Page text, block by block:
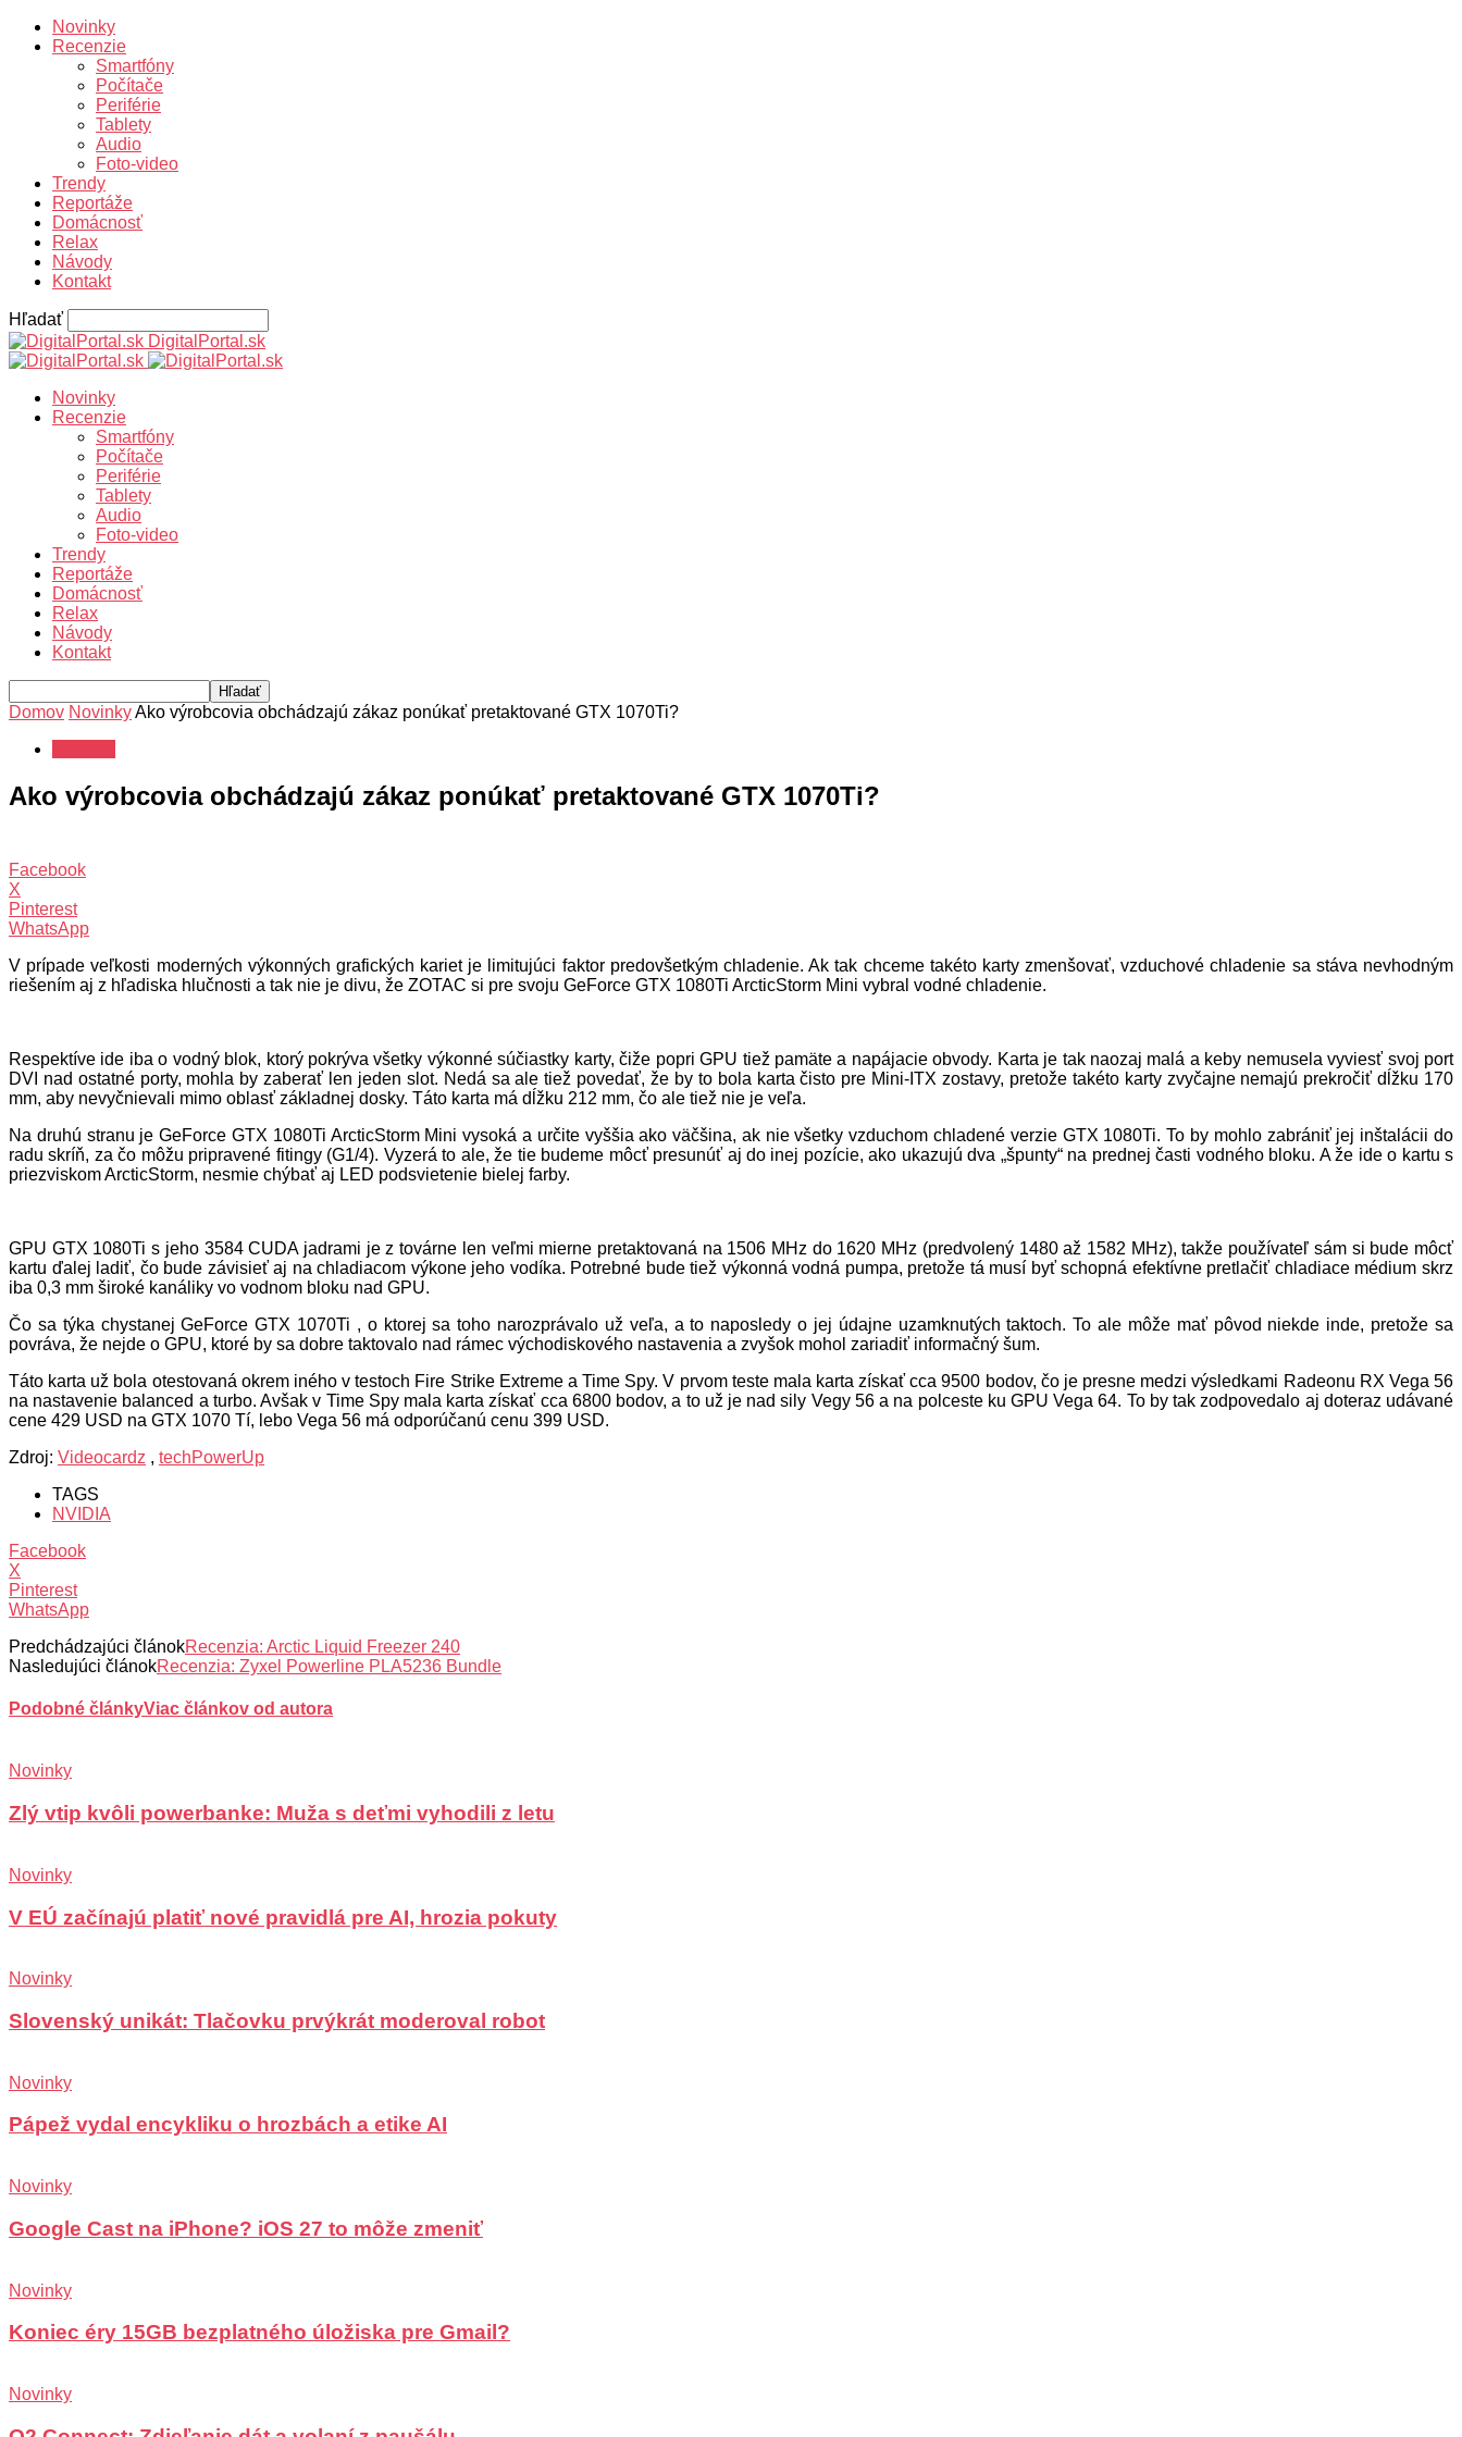
Novinky
Recenzie
Smartfóny
Počítače
Periférie
Tablety
Audio
Foto-video
Trendy
Reportáže
Domácnosť
Relax
Návody
Kontakt
Hľadať
DigitalPortal.sk
Novinky
Recenzie
Smartfóny
Počítače
Periférie
Tablety
Audio
Foto-video
Trendy
Reportáže
Domácnosť
Relax
Návody
Kontakt
Domov NovinkyAko výrobcovia obchádzajú zákaz ponúkať pretaktované GTX 1070Ti?
Ako výrobcovia obchádzajú zákaz ponúkať pretaktované GTX 1070Ti?
Facebook
X
Pinterest
WhatsApp
V prípade veľkosti moderných výkonných grafických kariet je limitujúci faktor predovšetkým chladenie. Ak tak chceme takéto karty zmenšovať, vzduchové chladenie sa stáva nevhodným
riešením aj z hľadiska hlučnosti a tak nie je divu, že ZOTAC si pre svoju GeForce GTX 1080Ti ArcticStorm Mini vybral vodné chladenie.
Respektíve ide iba o vodný blok, ktorý pokrýva všetky výkonné súčiastky karty, čiže popri GPU tiež pamäte a napájacie obvody. Karta je tak naozaj malá a keby nemusela vyviesť svoj port
DVI nad ostatné porty, mohla by zaberať len jeden slot. Nedá sa ale tiež povedať, že by to bola karta čisto pre Mini-ITX zostavy, pretože takéto karty zvyčajne nemajú prekročiť dĺžku 170
mm, aby nevyčnievali mimo oblasť základnej dosky. Táto karta má dĺžku 212 mm, čo ale tiež nie je veľa.
Na druhú stranu je GeForce GTX 1080Ti ArcticStorm Mini vysoká a určite vyššia ako väčšina, ak nie všetky vzduchom chladené verzie GTX 1080Ti. To by mohlo zabrániť jej inštalácii do
radu skríň, za čo môžu pripravené fitingy (G1/4). Vyzerá to ale, že tie budeme môcť presunúť aj do inej pozície, ako ukazujú dva „špunty“ na prednej časti vodného bloku. A že ide o kartu s
priezviskom ArcticStorm, nesmie chýbať aj LED podsvietenie bielej farby.
GPU GTX 1080Ti s jeho 3584 CUDA jadrami je z továrne len veľmi mierne pretaktovaná na 1506 MHz do 1620 MHz (predvolený 1480 až 1582 MHz), takže používateľ sám si bude môcť
kartu ďalej ladiť, čo bude závisieť aj na chladiacom výkone jeho vodíka. Potrebné bude tiež výkonná vodná pumpa, pretože tá musí byť schopná efektívne pretlačiť chladiace médium skrz
iba 0,3 mm široké kanáliky vo vodnom bloku nad GPU.
Čo sa týka chystanej GeForce GTX 1070Ti , o ktorej sa toho narozprávalo už veľa, a to naposledy o jej údajne uzamknutých taktoch. To ale môže mať pôvod niekde inde, pretože sa
povráva, že nejde o GPU, ktoré by sa dobre taktovalo nad rámec východiskového nastavenia a zvyšok mohol zariadiť informačný šum.
Táto karta už bola otestovaná okrem iného v testoch Fire Strike Extreme a Time Spy. V prvom teste mala karta získať cca 9500 bodov, čo je presne medzi výsledkami Radeonu RX Vega 56
na nastavenie balanced a turbo. Avšak v Time Spy mala karta získať cca 6800 bodov, a to už je nad sily Vegy 56 a na polceste ku GPU Vega 64. To by tak zodpovedalo aj doteraz udávané
cene 429 USD na GTX 1070 Tí, lebo Vega 56 má odporúčanú cenu 399 USD.
Zdroj: Videocardz , techPowerUp
TAGS
NVIDIA
Facebook
X
Pinterest
WhatsApp
Predchádzajúci článokRecenzia: Arctic Liquid Freezer 240
Nasledujúci článokRecenzia: Zyxel Powerline PLA5236 Bundle
Podobné článkyViac článkov od autora
Novinky
Zlý vtip kvôli powerbanke: Muža s deťmi vyhodili z letu
Novinky
V EÚ začínajú platiť nové pravidlá pre AI, hrozia pokuty
Novinky
Slovenský unikát: Tlačovku prvýkrát moderoval robot
Novinky
Pápež vydal encykliku o hrozbách a etike AI
Novinky
Google Cast na iPhone? iOS 27 to môže zmeniť
Novinky
Koniec éry 15GB bezplatného úložiska pre Gmail?
Novinky